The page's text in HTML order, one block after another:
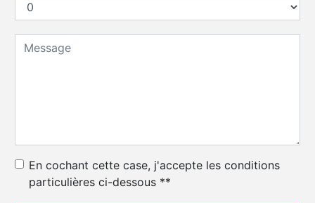
En cochant cette case, j'accepte les conditions
particulières ci-dessous **